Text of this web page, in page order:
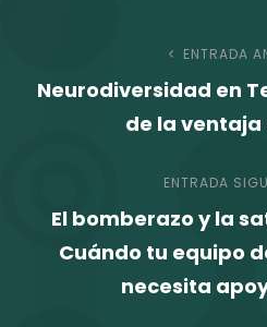
Navegación
entradas
ENTRADA
Neurodiversidad en
de la
ENTRADA
El bomberazo y la
Cuándo tu equipo
necesita